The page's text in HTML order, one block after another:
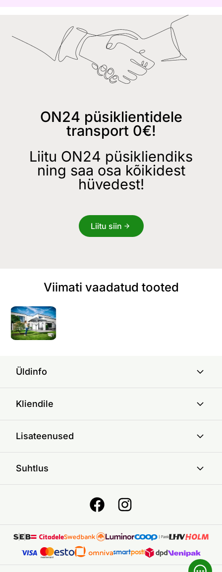
ON24 püsiklientidele
transport 0€!
Liitu ON24 püsikliendiks
ning saa osa kõikidest
hüvedest!
Liitu siin
Viimati vaadatud tooted
Üldinfo
Kliendile
Lisateenused
Suhtlus